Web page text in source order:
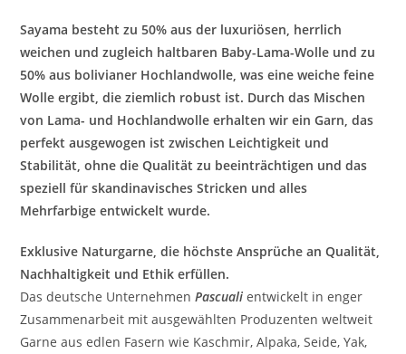
Sayama besteht zu 50% aus der luxuriösen, herrlich
weichen und zugleich haltbaren Baby-Lama-Wolle und zu
50% aus bolivianer Hochlandwolle, was eine weiche feine
Wolle ergibt, die ziemlich robust ist. Durch das Mischen
von Lama- und Hochlandwolle erhalten wir ein Garn, das
perfekt ausgewogen ist zwischen Leichtigkeit und
Stabilität, ohne die Qualität zu beeinträchtigen und das
speziell für skandinavisches Stricken und alles
Mehrfarbige entwickelt wurde.
Exklusive Naturgarne, die höchste Ansprüche an Qualität,
Nachhaltigkeit und Ethik erfüllen.
Das deutsche UnternehmenPascuali entwickelt in enger
Zusammenarbeit mit ausgewählten Produzenten weltweit
Garne aus edlen Fasern wie Kaschmir, Alpaka, Seide, Yak,